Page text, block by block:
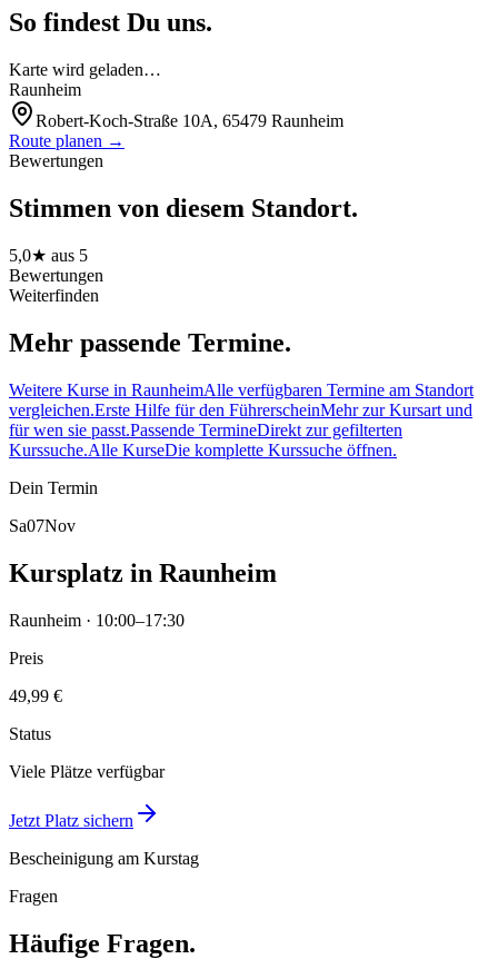
So findest Du uns.
Karte wird geladen…
Raunheim
Robert-Koch-Straße 10A, 65479 Raunheim
Route planen →
Bewertungen
Stimmen von diesem Standort.
5,0★ aus 5
Bewertungen
Weiterfinden
Mehr passende Termine.
Weitere Kurse in RaunheimAlle verfügbaren Termine am Standort
vergleichen.Erste Hilfe für den FührerscheinMehr zur Kursart und
für wen sie passt.Passende TermineDirekt zur gefilterten
Kurssuche.Alle KurseDie komplette Kurssuche öffnen.
Dein Termin
Sa07Nov
Kursplatz in Raunheim
Raunheim · 10:00–17:30
Preis
49,99 €
Status
Viele Plätze verfügbar
Jetzt Platz sichern
Bescheinigung am Kurstag
Fragen
Häufige Fragen.